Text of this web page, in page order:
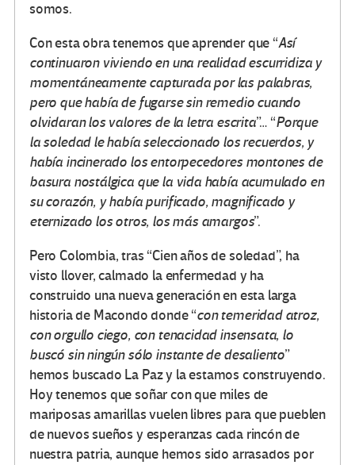
somos.
Con esta obra tenemos que aprender que “Así
continuaron viviendo en una realidad escurridiza y
momentáneamente capturada por las palabras,
pero que había de fugarse sin remedio cuando
olvidaran los valores de la letra escrita”… “Porque
la soledad le había seleccionado los recuerdos, y
había incinerado los entorpecedores montones de
basura nostálgica que la vida había acumulado en
su corazón, y había purificado, magnificado y
eternizado los otros, los más amargos”.
Pero Colombia, tras “Cien años de soledad”, ha
visto llover, calmado la enfermedad y ha
construido una nueva generación en esta larga
historia de Macondo donde “con temeridad atroz,
con orgullo ciego, con tenacidad insensata, lo
buscó sin ningún sólo instante de desaliento”
hemos buscado La Paz y la estamos construyendo.
Hoy tenemos que soñar con que miles de
mariposas amarillas vuelen libres para que pueblen
de nuevos sueños y esperanzas cada rincón de
nuestra patria, aunque hemos sido arrasados por